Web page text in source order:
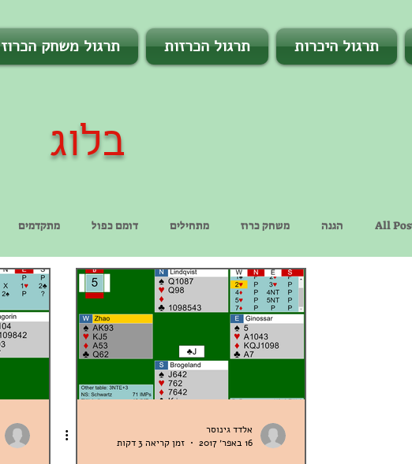
תרגול היכרות תרגול הכרזות תרגול משחק הכרוז
בלוג
All הגנה משחק כרוז מתחילים דומם כפול מתקדמים
אלדד גינוסר
16 באפר׳ 2017
זמן קריאה 3 דקות